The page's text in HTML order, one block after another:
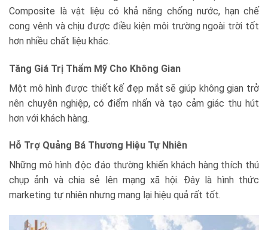
Composite là vật liệu có khả năng chống nước, hạn chế
cong vênh và chịu được điều kiện môi trường ngoài trời tốt
hơn nhiều chất liệu khác.
Tăng Giá Trị Thẩm Mỹ Cho Không Gian
Một mô hình được thiết kế đẹp mắt sẽ giúp không gian trở
nên chuyên nghiệp, có điểm nhấn và tạo cảm giác thu hút
hơn với khách hàng.
Hỗ Trợ Quảng Bá Thương Hiệu Tự Nhiên
Những mô hình độc đáo thường khiến khách hàng thích thú
chụp ảnh và chia sẻ lên mạng xã hội. Đây là hình thức
marketing tự nhiên nhưng mang lại hiệu quả rất tốt.